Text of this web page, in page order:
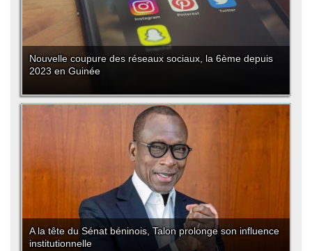
Nouvelle coupure des réseaux sociaux, la 6ème depuis
2023 en Guinée
A la tête du Sénat béninois, Talon prolonge son influence
institutionnelle